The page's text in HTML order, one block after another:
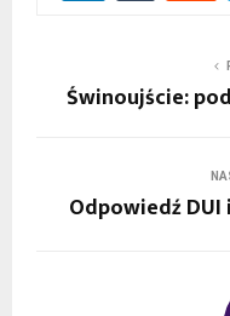
Świnoujście:
Odpowiedź DUI